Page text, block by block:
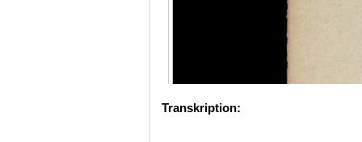
Transkription: